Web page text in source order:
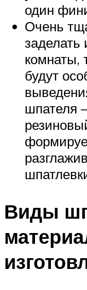
один
Очень
комнаты,
будут
шпателя
Виды